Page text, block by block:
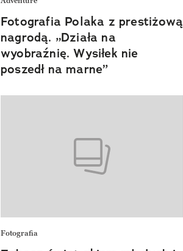
Fotografia Polaka z prestiżową
nagrodą. „Działa na
wyobraźnię. Wysiłek nie
poszedł na marne”
Fotografia